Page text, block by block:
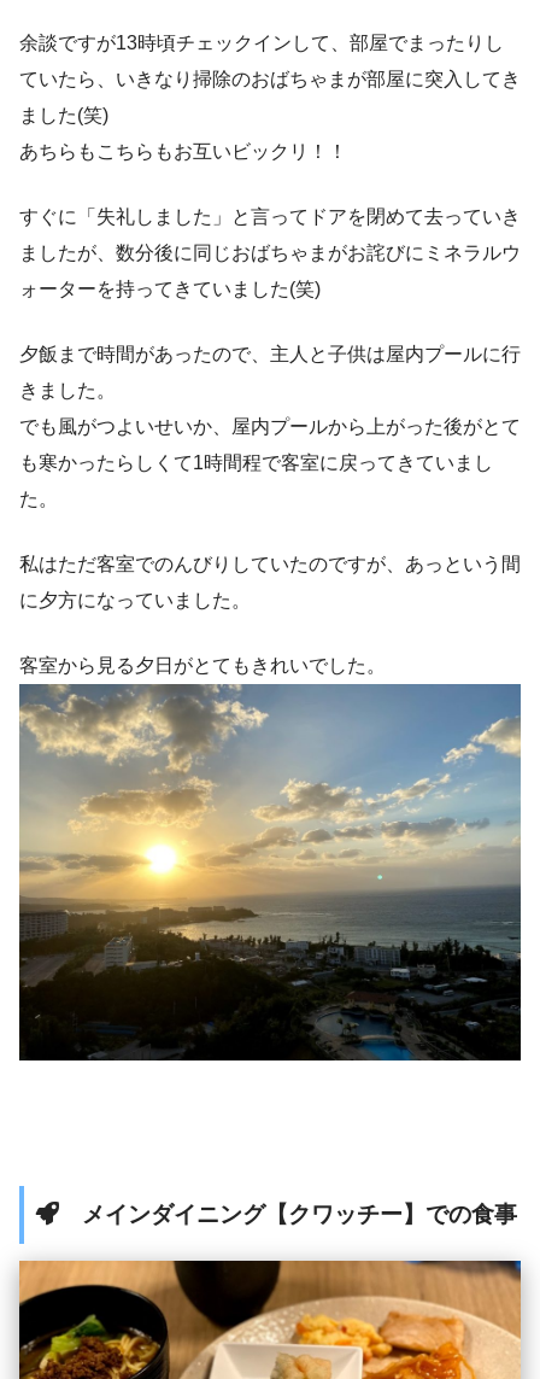
余談ですが13時頃チェックインして、部屋でまったりし
ていたら、いきなり掃除のおばちゃまが部屋に突入してき
ました(笑)
あちらもこちらもお互いビックリ！！
すぐに「失礼しました」と言ってドアを閉めて去っていき
ましたが、数分後に同じおばちゃまがお詫びにミネラルウ
ォーターを持ってきていました(笑)
夕飯まで時間があったので、主人と子供は屋内プールに行
きました。
でも風がつよいせいか、屋内プールから上がった後がとて
も寒かったらしくて1時間程で客室に戻ってきていまし
た。
私はただ客室でのんびりしていたのですが、あっという間
に夕方になっていました。
客室から見る夕日がとてもきれいでした。
メインダイニング【クワッチー】での食事